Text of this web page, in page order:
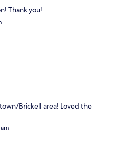
Thank you!
Brickell area! Loved the